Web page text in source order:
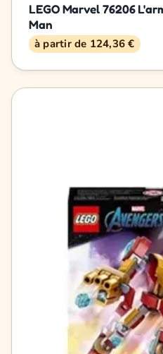
LEGO Marvel 76206
Man
à partir de 124,36 €